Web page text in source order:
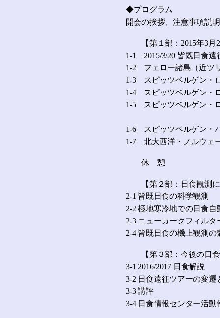
◆プログラム
開会の挨拶、注意事項
【第１部：2015年3月
1-1 2015/3/20 皆既日食
1-2 フェロー諸島（近ツ
1-3 スピッツベルゲン・
1-4 スピッツベルゲン・
1-5 スピッツベルゲン・
1-6 スピッツベルゲン・
1-7 北大西洋・ノルウェ
休 憩
【第２部：日食観測に
2-1 皆既日食の科学観測
2-2 極地寒冷地での日食自
2-3 ニューカークフィル
2-4 皆既日食の機上観測の
【第３部：今後の日食
3-1 2016/2017 日食解説
3-2 日食遠征ツアーの変遷
3-3 講評
3-4 日食情報センター活動